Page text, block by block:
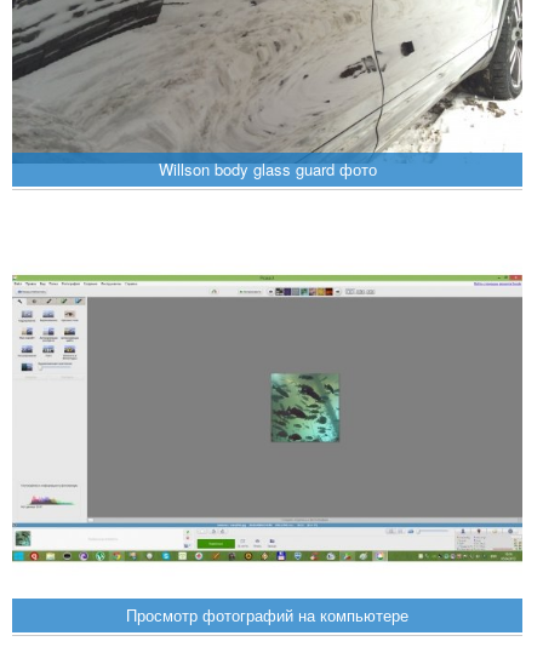
Willson body glass guard фото
Просмотр фотографий на компьютере